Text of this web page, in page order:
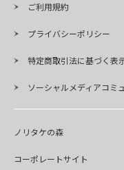
ご利用規約
プライバシーポリシー
特定商取引法に基づく表
ソーシャルメディアコミ
ノリタケの森
コーポレートサイト